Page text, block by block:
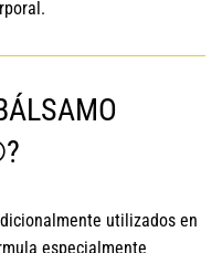
utilizados en
especialmente